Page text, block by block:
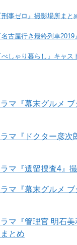
事ゼロ』撮影場所まと
古屋行き最終列車2019
しゃり暮らし』キャス
マ『幕末グルメ
マ『ドクター彦次
マ『遺留捜査4』
マ『幕末グルメ
マ『管理官 明石
とめ